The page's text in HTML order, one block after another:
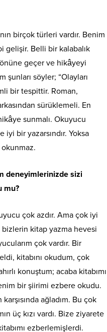
birçok türleri vardır. Benim
gelişir. Belli bir kalabalık
geçer ve hikâyeyi
söyler; “Olayları
bir tespittir. Roman,
sürüklemeli. En
sunmalı. Okuyucu
iyi bir yazarsındır. Yoksa
okunmaz.
deneyimlerinizde sizi
mu?
çok azdır. Ama çok iyi
bizlerin kitap yazma hevesi
çok vardır. Bir
kitabını okudum, çok
konuştum; acaba kitabımı
bir şiirimi ezbere okudu.
ağladım. Bu çok
üç kızı vardı. Bize ziyarete
ezberlemişlerdi.